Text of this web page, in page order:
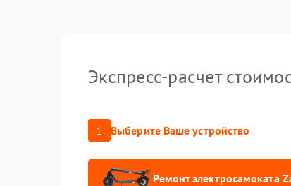
Экспресс-расчет
1 Выберите Ваше устройство
Ремонт электросамоката